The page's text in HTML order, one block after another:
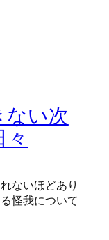
い次
ないほどあり
怪我について